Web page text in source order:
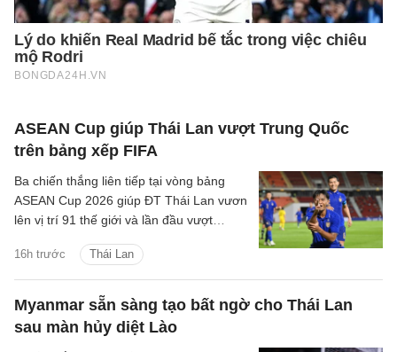
ASEAN Cup giúp Thái Lan vượt Trung Quốc
trên bảng xếp FIFA
16h trước Thái Lan
Ba chiến thắng liên tiếp tại vòng bảng
ASEAN Cup 2026 giúp ĐT Thái Lan vươn
lên vị trí 91 thế giới và lần đầu vượt
Myanmar sẵn sàng tạo bất ngờ cho Thái Lan
sau màn hủy diệt Lào